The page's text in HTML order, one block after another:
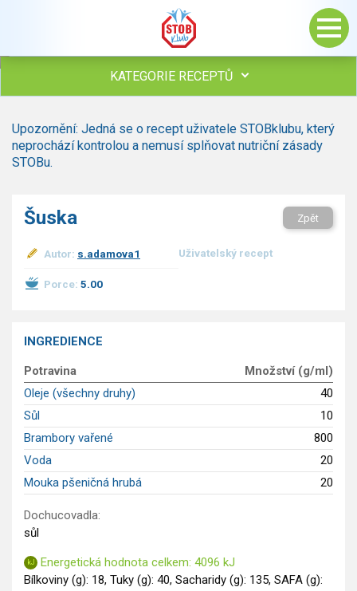
KATEGORIE RECEPTŮ
Polévky
Studená kuchyně
Bezmasé a zeleninové
Sladké pokrmy
Dezerty
Dětské recepty
GLP-1 recepty
Upozornění: Jedná se o recept uživatele STOBklubu, který
neprochází kontrolou a nemusí splňovat nutriční zásady
STOBu.
Šuska Zpět
Autor: s.adamova1 Uživatelský recept
Porce: 5.00
INGREDIENCE
Potravina
Množství (g/ml)
Oleje (všechny druhy)
40
Sůl
10
Brambory vařené
800
Voda
20
Mouka pšeničná hrubá
20
Dochucovadla:
sůl
Energetická hodnota celkem: 4096 kJ
Bílkoviny (g): 18, Tuky (g): 40, Sacharidy (g): 135, SAFA (g):